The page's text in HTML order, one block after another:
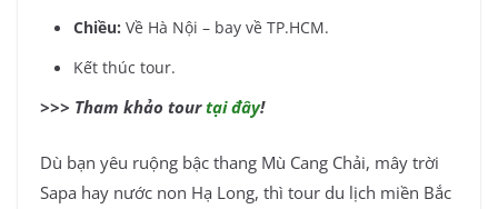
Chiều: Về Hà Nội – bay về TP.HCM.
Kết thúc tour.
>>> Tham khảo tour tại đây!
Dù bạn yêu ruộng bậc thang Mù Cang Chải, mây trời
Sapa hay nước non Hạ Long, thì tour du lịch miền Bắc